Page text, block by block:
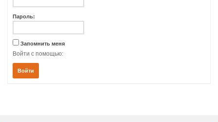
Пароль:
Запомнить меня
Войти с помощью:
Войти